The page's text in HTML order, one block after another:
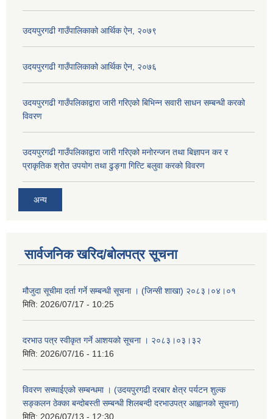
उदयपुरगढी गाउँपालिकाको आर्थिक ऐन, २०७९
उदयपुरगढी गाउँपालिकाको आर्थिक ऐन, २०७६
उदयपुरगढी गाउँपलिकाद्वारा जारी गरिएको बिभिन्न सवारी साधन सम्बन्धी करको
विवरण
उदयपुरगढी गाउँपलिकाद्वारा जारी गरिएको मनोरन्जन तथा बिज्ञापन कर र
प्राकृतिक श्रोत उपयोग तथा ढुङ्गा गित्टि बलुवा करको विवरण
अन्य
सार्वजनिक खरिद/बोलपत्र सूचना
मौजुदा सूचीमा दर्ता गर्ने सम्बन्धी सूचना । (जिन्सी शाखा) २०८३।०४।०१
मिति: 2026/07/17 - 10:25
दरभाउ पत्र स्वीकृत गर्ने आशयको सूचना । २०८३।०३।३२
मिति: 2026/07/16 - 11:16
विवरण सच्याईएको सम्बन्धमा । (उदयपुरगढी दरबार क्षेत्र पर्यटन शुल्क
सङ्कलन ठेक्का बन्दोबस्ती सम्बन्धी शिलबन्दी दरभाउपत्र आह्वानको सूचना)
मिति: 2026/07/13 - 12:30